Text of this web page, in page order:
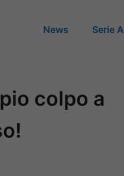
News Serie A
colpo a